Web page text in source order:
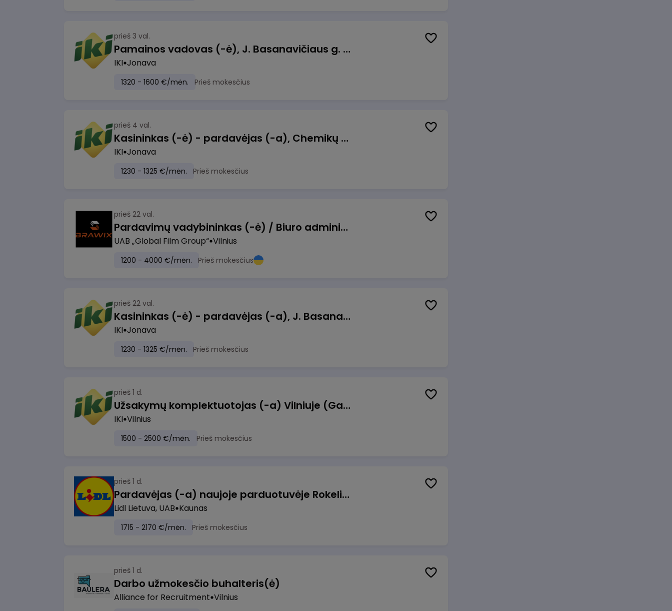
prieš 3 val.
Pamainos vadovas (-ė), J. Basanavičiaus g. 6, Jonava
IKI Jonava
1320 - 1600 €/mėn. Prieš mokesčius
prieš 4 val.
Kasininkas (-ė) - pardavėjas (-a), Chemikų g. 1, Jonava
IKI Jonava
1230 - 1325 €/mėn. Prieš mokesčius
prieš 22 val.
Pardavimų vadybininkas (-ė) / Biuro administratorius (-ė) (B2B)
UAB „Global Film Group“ Vilnius
1200 - 4000 €/mėn. Prieš mokesčius
prieš 22 val.
Kasininkas (-ė) - pardavėjas (-a), J. Basanavičiaus g. 6, Jonava
IKI Jonava
1230 - 1325 €/mėn. Prieš mokesčius
prieš 1 d.
Užsakymų komplektuotojas (-a) Vilniuje (Gariūnai)
IKI Vilnius
1500 - 2500 €/mėn. Prieš mokesčius
prieš 1 d.
Pardavėjas (-a) naujoje parduotuvėje Rokeliuose (NEMOKAMAS TRANSPORTAS)
Lidl Lietuva, UAB Kaunas
1715 - 2170 €/mėn. Prieš mokesčius
prieš 1 d.
Darbo užmokesčio buhalteris(ė)
Alliance for Recruitment Vilnius